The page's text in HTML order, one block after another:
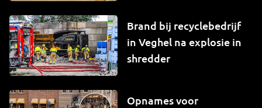
Brand bij recyclebedrijf
in Veghel na explosie in
shredder
Opnames voor